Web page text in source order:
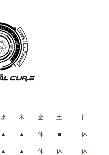
水 木 金 土 日
▲ ▲ 休 ■ 休
▲ ▲ 休 休 休